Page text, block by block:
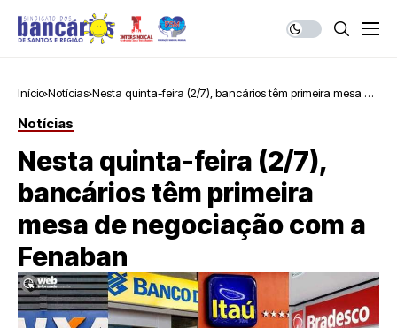
Início Notícias Nesta quinta-feira (2/7), bancários têm primeira mesa de
Notícias
Nesta quinta-feira (2/7),
bancários têm primeira
mesa de negociação com a
Fenaban